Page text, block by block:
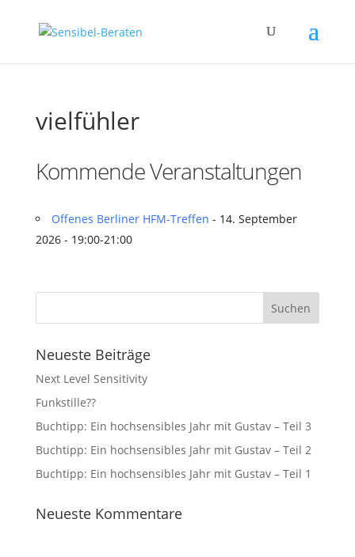
vielfühler
Kommende Veranstaltungen
Offenes Berliner HFM-Treffen - 14. September
2026 - 19:00-21:00
Neueste Beiträge
Next Level Sensitivity
Funkstille??
Buchtipp: Ein hochsensibles Jahr mit Gustav – Teil 3
Buchtipp: Ein hochsensibles Jahr mit Gustav – Teil 2
Buchtipp: Ein hochsensibles Jahr mit Gustav – Teil 1
Neueste Kommentare